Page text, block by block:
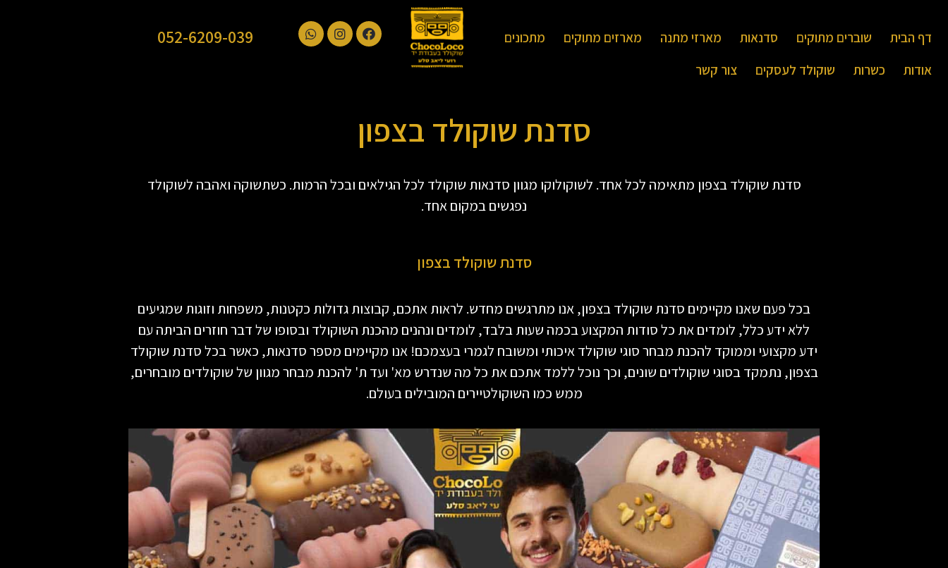
דף הבית שוברים מתוקים סדנאות מארזי מתנה מארזים מתוקים
מתכונים
אודות
כשרות שוקולד לעסקים צור קשר
052-6209-039
סדנת שוקולד בצפון
סדנת שוקולד בצפון מתאימה לכל אחד. לשוקולוקו מגוון סדנאות שוקולד לכל הגילאים ובכל הרמות. כשתשוקה ואהבה לשוקולד
נפגשים במקום אחד.
סדנת שוקולד בצפון
בכל פעם שאנו מקיימים סדנת שוקולד בצפון, אנו מתרגשים מחדש. לראות אתכם, קבוצות גדולות כקטנות, משפחות וזוגות שמגיעים
ללא ידע כלל, לומדים את כל סודות המקצוע בכמה שעות בלבד, לומדים ונהנים מהכנת השוקולד ובסופו של דבר חוזרים הביתה עם
ידע מקצועי וממוקד להכנת מבחר סוגי שוקולד איכותי ומשובח לגמרי בעצמכם! אנו מקיימים מספר סדנאות, כאשר בכל סדנת שוקולד
בצפון, נתמקד בסוגי שוקולדים שונים, וכך נוכל ללמד אתכם את כל מה שנדרש מא' ועד ת' להכנת מבחר מגוון של שוקולדים מובחרים,
ממש כמו השוקולטיירים המובילים בעולם.